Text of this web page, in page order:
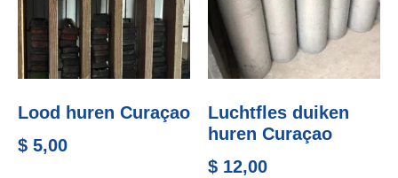
Lood huren Curaçao
$ 5,00
Luchtfles duiken
huren Curaçao
$ 12,00